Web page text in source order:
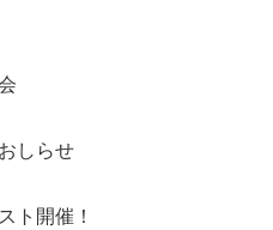
しらせ
ト開催！